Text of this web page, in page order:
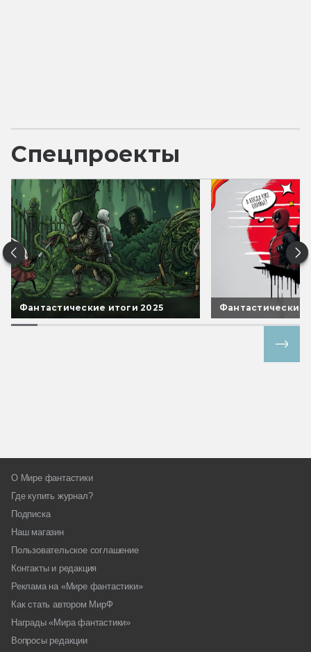
Спецпроекты
Фантастические итоги 2025 Фантастические
О Мире фантастики
Где купить журнал?
Подписка
Наш магазин
Пользовательское соглашение
Контакты и редакция
Реклама на «Мире фантастики»
Как стать автором МирФ
Награды «Мира фантастики»
Вопросы редакции